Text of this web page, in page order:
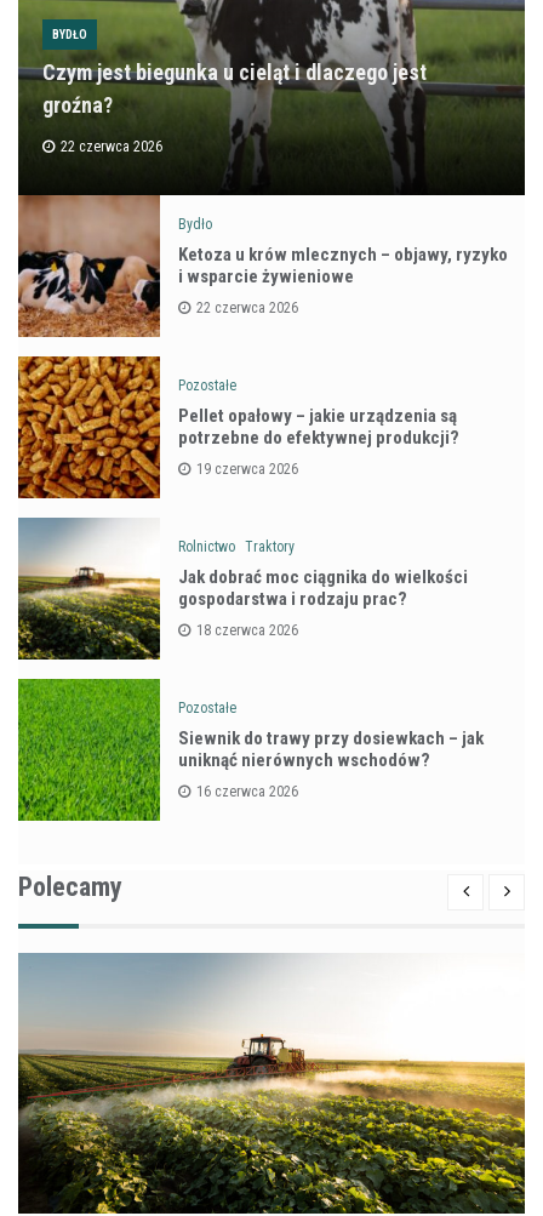
BYDŁO
Czym jest biegunka u cieląt i dlaczego jest
groźna?
22 czerwca 2026
Bydło
Ketoza u krów mlecznych – objawy, ryzyko
i wsparcie żywieniowe
22 czerwca 2026
Pozostałe
Pellet opałowy – jakie urządzenia są
potrzebne do efektywnej produkcji?
19 czerwca 2026
Rolnictwo Traktory
Jak dobrać moc ciągnika do wielkości
gospodarstwa i rodzaju prac?
18 czerwca 2026
Pozostałe
Siewnik do trawy przy dosiewkach – jak
uniknąć nierównych wschodów?
16 czerwca 2026
Polecamy